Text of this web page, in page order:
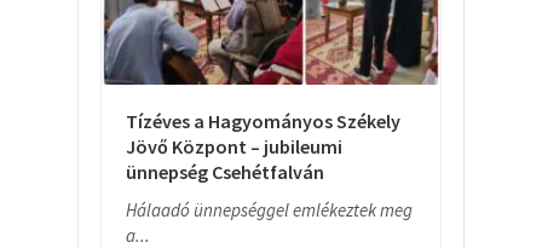
Tízéves a Hagyományos Székely
Jövő Központ – jubileumi
ünnepség Csehétfalván
Hálaadó ünnepséggel emlékeztek meg
a...